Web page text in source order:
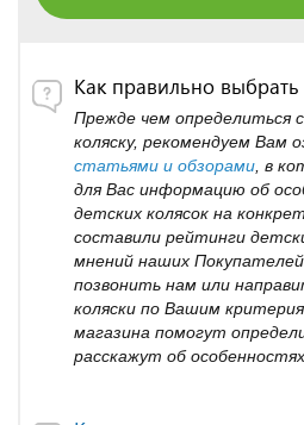
Как правильно выбрать
Прежде чем определиться
коляску, рекомендуем Вам
статьями и обзорами , в
для Вас информацию об
детских колясок на
составили рейтинги
мнений наших
позвонить нам или
коляски по Вашим
магазина помогут
расскажут об